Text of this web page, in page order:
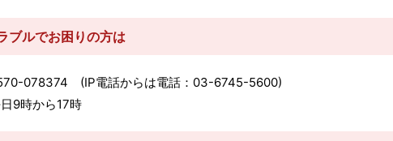
ブルでお困りの方は
078374 (IP電話からは電話：03-6745-5600)
9時から17時